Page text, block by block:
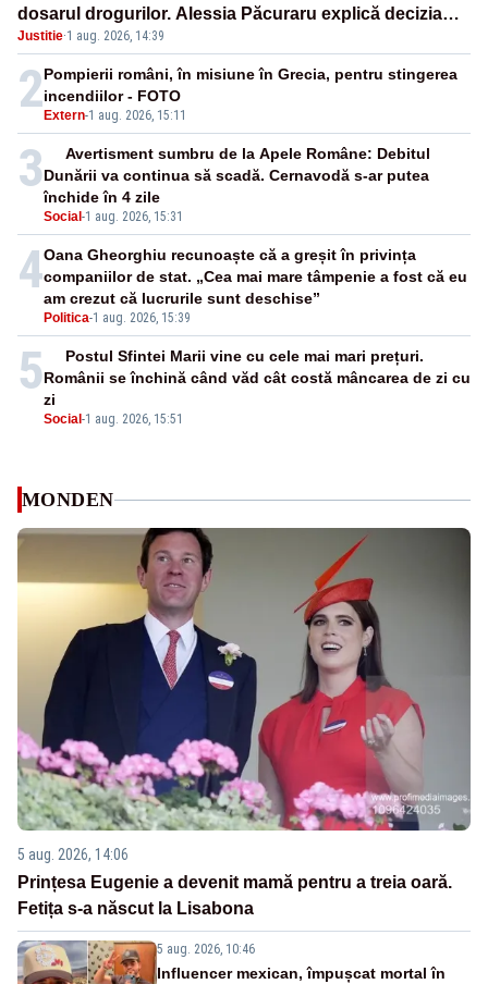
dosarul drogurilor. Alessia Păcuraru explică decizia
magistraților
Justitie·1 aug. 2026, 14:39
2 Extern-1 aug. 2026, 15:11
Pompierii români, în misiune în Grecia, pentru stingerea
incendiilor - FOTO
3
Social -1 aug. 2026, 15:31
Avertisment sumbru de la Apele Române: Debitul
Dunării va continua să scadă. Cernavodă s-ar putea
închide în 4 zile
4
Politica-1 aug. 2026, 15:39
Oana Gheorghiu recunoaște că a greșit în privința
companiilor de stat. „Cea mai mare tâmpenie a fost că eu
am crezut că lucrurile sunt deschise”
5
Social -1 aug. 2026, 15:51
Postul Sfintei Marii vine cu cele mai mari prețuri.
Românii se închină când văd cât costă mâncarea de zi cu
zi
MONDEN
5 aug. 2026, 14:06
Prințesa Eugenie a devenit mamă pentru a treia oară.
Fetița s-a născut la Lisabona
5 aug. 2026, 10:46
Influencer mexican, împușcat mortal în